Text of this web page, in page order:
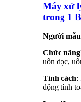
Máy xử
trong 1
Người mẫu
Chức năng
uốn dọc,
Tính cách:
động tính